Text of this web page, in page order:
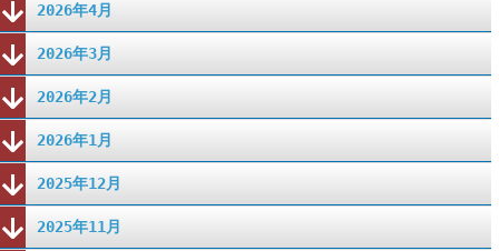
2026年4月
2026年3月
2026年2月
2026年1月
2025年12月
2025年11月